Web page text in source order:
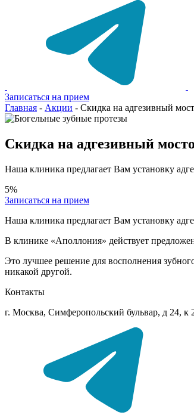
Записаться на прием
Главная - Акции - Скидка на адгезивный
Скидка на адгезивный
Наша клиника предлагает Вам установку
5%
Записаться на прием
Наша клиника предлагает Вам установку
В клинике «Аполлония» действует
Это лучшее решение для восполнения
никакой другой.
Контакты
г. Москва, Симферопольский бульвар, д 24, к